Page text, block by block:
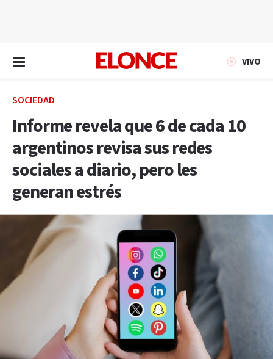
VIVO
SOCIEDAD
Informe revela que 6 de cada 10
argentinos revisa sus redes
sociales a diario, pero les
generan estrés